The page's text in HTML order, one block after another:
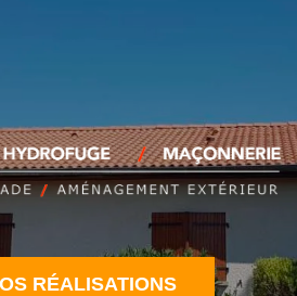
RÉALISATIONS